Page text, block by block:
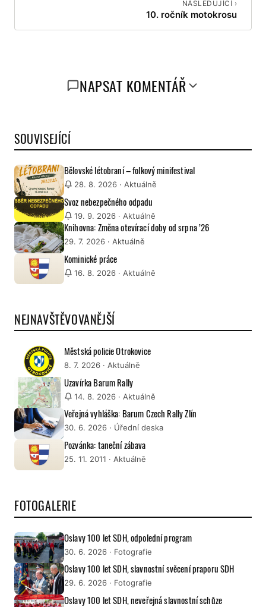
NÁSLEDUJÍCÍ ›
10. ročník motokrosu
NAPSAT KOMENTÁŘ
SOUVISEJÍCÍ
Bělovské létobraní – folkový minifestival
28. 8. 2026 · Aktuálně
Svoz nebezpečného odpadu
19. 9. 2026 · Aktuálně
Knihovna: Změna otevírací doby od srpna ’26
29. 7. 2026 · Aktuálně
Kominické práce
16. 8. 2026 · Aktuálně
NEJNAVŠTĚVOVANĚJŠÍ
Městská policie Otrokovice
8. 7. 2026 · Aktuálně
Uzavírka Barum Rally
14. 8. 2026 · Aktuálně
Veřejná vyhláška: Barum Czech Rally Zlín
30. 6. 2026 · Úřední deska
Pozvánka: taneční zábava
25. 11. 2011 · Aktuálně
FOTOGALERIE
Oslavy 100 let SDH, odpolední program
30. 6. 2026 · Fotografie
Oslavy 100 let SDH, slavnostní svěcení praporu SDH
29. 6. 2026 · Fotografie
Oslavy 100 let SDH, neveřejná slavnostní schůze